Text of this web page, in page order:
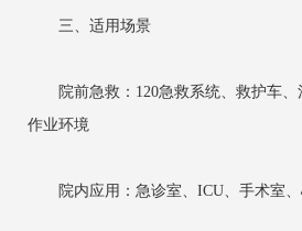
三、适用场景
院前急救：120急救系统、救护车、
作业环境
院内应用：急诊室、ICU、手术室、